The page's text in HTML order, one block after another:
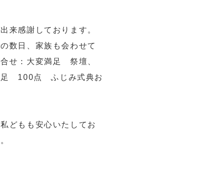
来感謝しております。
数日、家族も会わせて
せ：大変満足 祭壇、
足 100点 ふじみ式典お
どもも安心いたしてお